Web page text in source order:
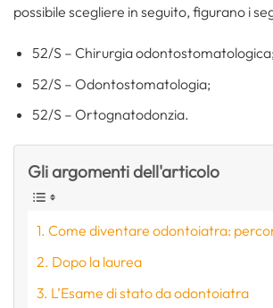
possibile scegliere in seguito, figurano i
52/S – Chirurgia odontostomatologica;
52/S – Odontostomatologia;
52/S – Ortognatodonzia.
Gli argomenti dell'articolo
Come diventare odontoiatra:
Dopo la laurea
L’Esame di stato da odontoiatra